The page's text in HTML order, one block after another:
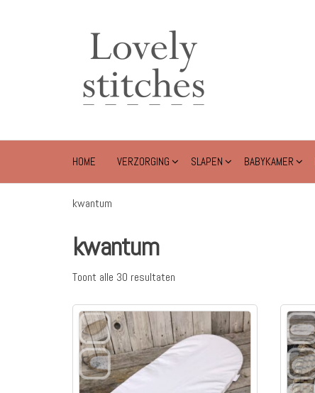
HOME VERZORGING SLAPEN BABYKAMER
kwantum
kwantum
Toont alle 30 resultaten